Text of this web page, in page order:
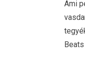
Ami